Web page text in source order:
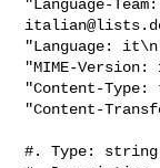
"Language-
"Language:
"MIME-
"Content-
"Content-
#. Type: string